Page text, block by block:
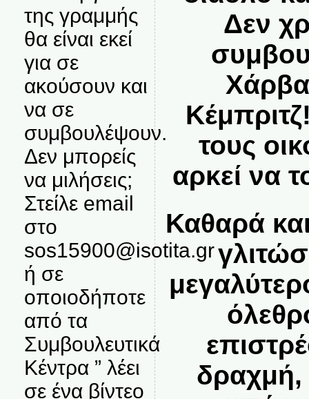
της γραμμής
θα είναι εκεί
για σε
ακούσουν και
να σε
συμβουλέψουν.
Δεν μπορείς
να μιλήσεις;
Στείλε email
στο
sos15900@isotita.gr
ή σε
οποιοδήποτε
από τα
Συμβουλευτικά
Κέντρα ” λέει
σε ένα βίντεο
Δεν
τους
αρκεί να
Καθαρά
δραχμή,